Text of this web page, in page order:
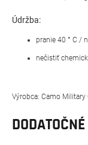
Údržba:
pranie 40 ° C /
nečistiť
Výrobca: Camo Military